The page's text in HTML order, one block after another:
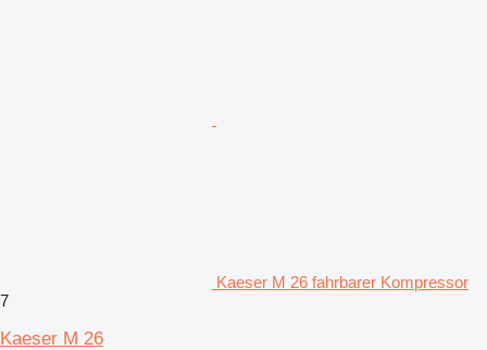
Kaeser M 26 fahrbarer Kompressor
7
Kaeser M 26